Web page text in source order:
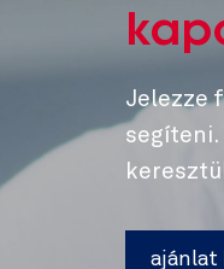
Jelezze
segíteni.
ajánlat